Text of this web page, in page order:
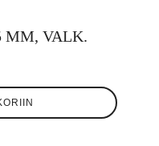
MM, VALK.